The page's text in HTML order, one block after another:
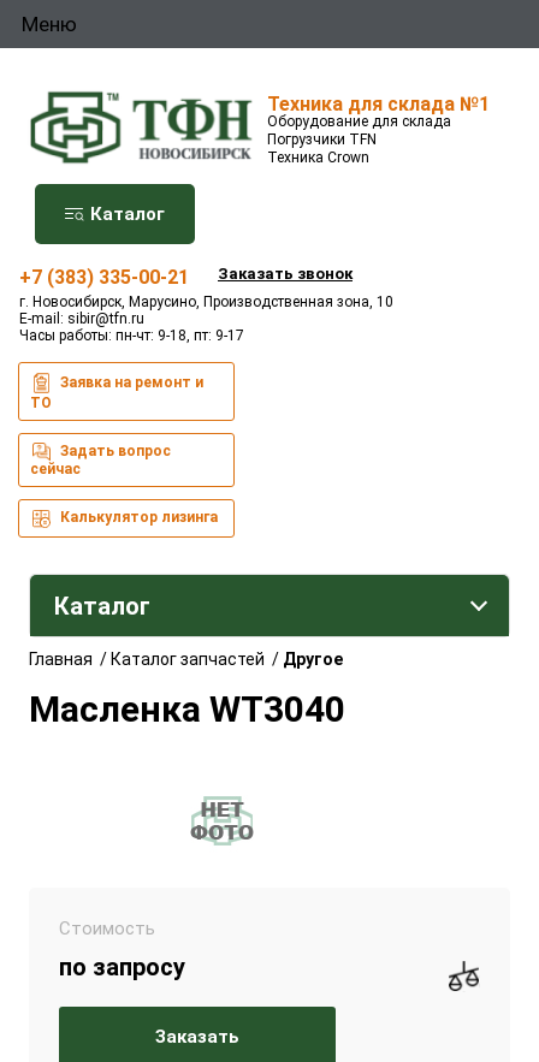
Меню
Техника для склада №1
Оборудование для склада
Погрузчики TFN
Техника Crown
Каталог
+7 (383) 335-00-21 Заказать звонок
г. Новосибирск, Марусино, Производственная зона, 10
E-mail: sibir@tfn.ru
Часы работы: пн-чт: 9-18, пт: 9-17
Заявка на ремонт и
ТО
Задать вопрос
сейчас
Калькулятор лизинга
Каталог
Главная /Каталог запчастей / Другое
Масленка WT3040
Стоимость
по запросу
Заказать